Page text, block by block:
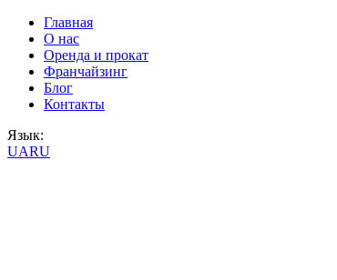
Главная
О нас
Оренда и прокат
Франчайзинг
Блог
Контакты
Язык:
UARU